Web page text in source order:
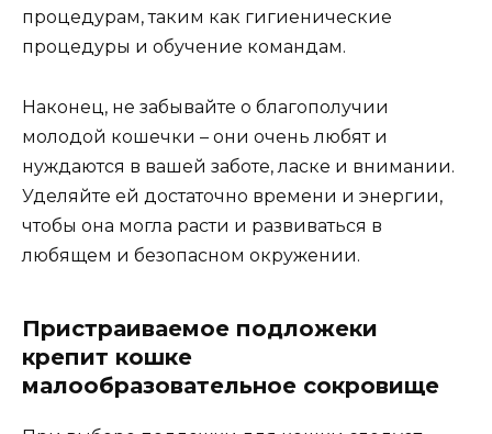
процедурам, таким как гигиенические
процедуры и обучение командам.
Наконец, не забывайте о благополучии
молодой кошечки – они очень любят и
нуждаются в вашей заботе, ласке и внимании.
Уделяйте ей достаточно времени и энергии,
чтобы она могла расти и развиваться в
любящем и безопасном окружении.
Пристраиваемое подложеки
крепит кошке
малообразовательное сокровище